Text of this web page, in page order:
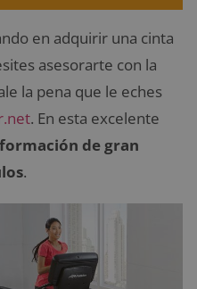
en adquirir una cinta
asesorarte con la
la pena que le eches
. En esta excelente
de gran
.